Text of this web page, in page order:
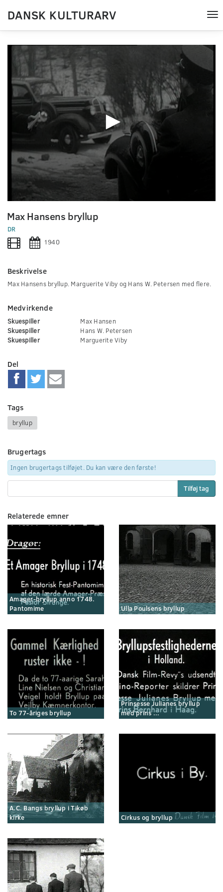
DANSK KULTURARV
seconds
of
0
seconds
Max Hansens bryllup
DR
1940
Beskrivelse
Max Hansens bryllup. Marguerite Viby og Hans W. Petersen med flere.
Medvirkende
Skuespiller
Max Hansen
Skuespiller
Hans W. Petersen
Skuespiller
Marguerite Viby
Del
Tags
bryllup
Brugertags
Ingen brugertags tilføjet. Du kan være den første!
Tilføj tag
Relaterede emner
Amager-bryllup anno 1748.
Pantomime
Ulla Poulsens bryllup
To 77-åriges bryllup
Prinsesse Julianes bryllup
med prins ...
A.C. Bangs bryllup i Tikøb
kirke
Cirkus og bryllup